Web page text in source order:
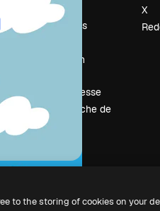
Blog
Événements
Vendre mon
Salle de presse
À la recherche de
magnific.ai
X
to the storing of cookies on your